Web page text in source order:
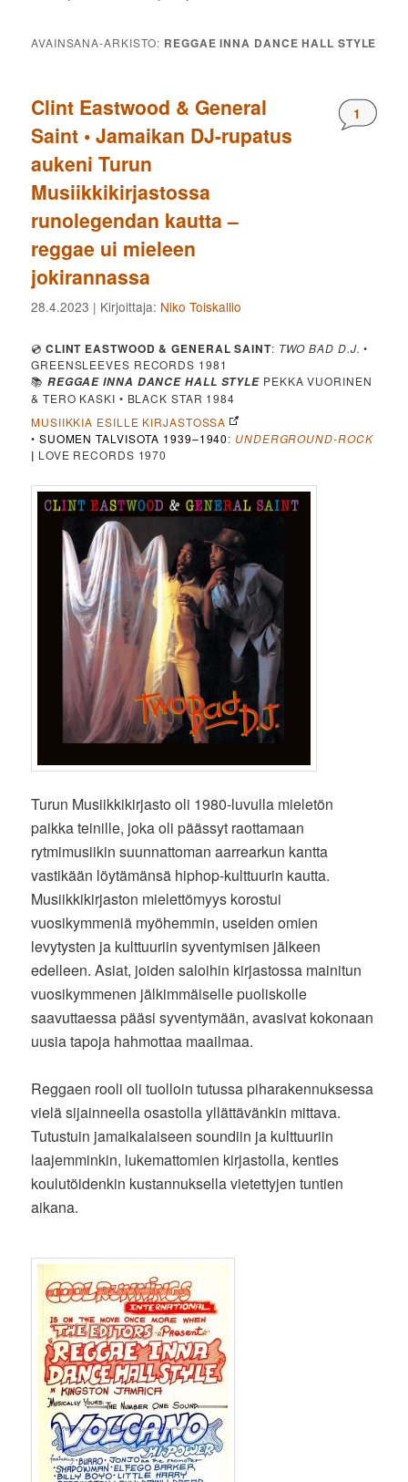
AVAINSANA-ARKISTO: REGGAE INNA DANCE HALL STYLE
Clint Eastwood & General
Saint • Jamaikan DJ-rupatus
aukeni Turun
Musiikkikirjastossa
runolegendan kautta –
reggae ui mieleen
jokirannassa
1
28.4.2023 | Kirjoittaja: Niko Toiskallio
💿 CLINT EASTWOOD & GENERAL SAINT: TWO BAD D.J. •
GREENSLEEVES RECORDS 1981
📚 REGGAE INNA DANCE HALL STYLE PEKKA VUORINEN
& TERO KASKI • BLACK STAR 1984
MUSIIKKIA ESILLE KIRJASTOSSA
• SUOMEN TALVISOTA 1939–1940: UNDERGROUND-ROCK
| LOVE RECORDS 1970
Turun Musiikkikirjasto oli 1980-luvulla mieletön
paikka teinille, joka oli päässyt raottamaan
rytmimusiikin suunnattoman aarrearkun kantta
vastikään löytämänsä hiphop-kulttuurin kautta.
Musiikkikirjaston mielettömyys korostui
vuosikymmeniä myöhemmin, useiden omien
levytysten ja kulttuuriin syventymisen jälkeen
edelleen. Asiat, joiden saloihin kirjastossa mainitun
vuosikymmenen jälkimmäiselle puoliskolle
saavuttaessa pääsi syventymään, avasivat kokonaan
uusia tapoja hahmottaa maailmaa.
Reggaen rooli oli tuolloin tutussa piharakennuksessa
vielä sijainneella osastolla yllättävänkin mittava.
Tutustuin jamaikalaiseen soundiin ja kulttuuriin
laajemminkin, lukemattomien kirjastolla, kenties
koulutöidenkin kustannuksella vietettyjen tuntien
aikana.